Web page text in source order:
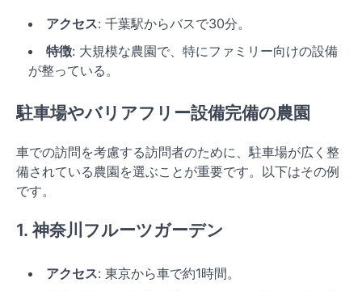
アクセス: 千葉駅からバスで30分。
特徴: 大規模な農園で、特にファミリー向けの設備
が整っている。
駐車場やバリアフリー設備完備の農園
車での訪問を考慮する訪問者のために、駐車場が広く整
備されている農園を選ぶことが重要です。以下はその例
です。
1. 神奈川フルーツガーデン
アクセス: 東京から車で約1時間。